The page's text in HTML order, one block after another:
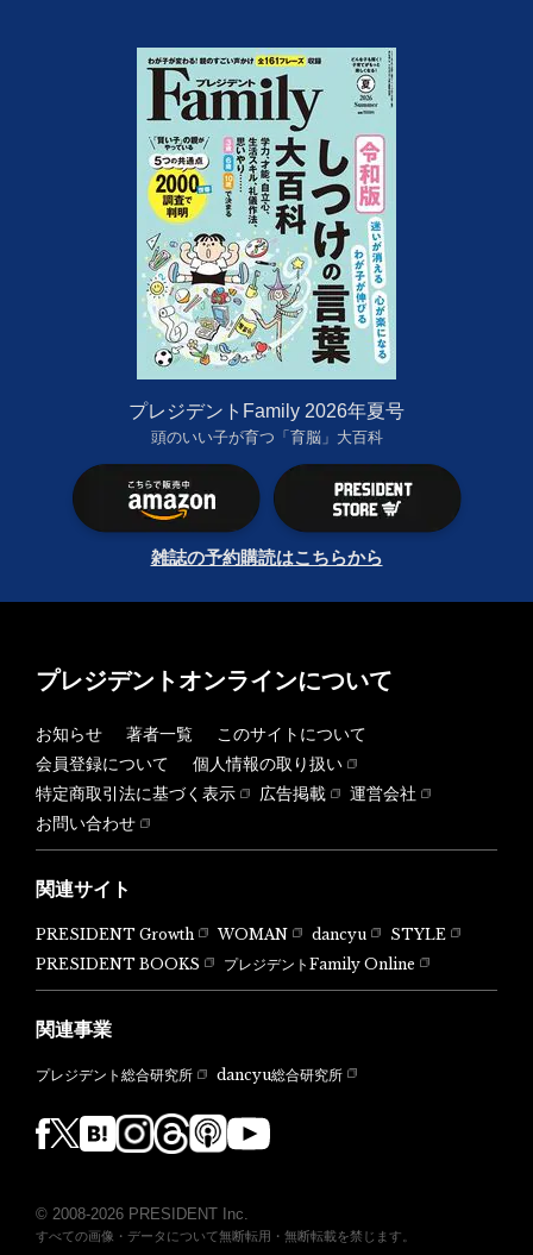
プレジデントFamily 2026年夏号
頭のいい子が育つ「育脳」大百科
雑誌の予約購読はこちらから
プレジデントオンラインについて
お知らせ 著者一覧
このサイトについて
会員登録について
個人情報の取り扱い
特定商取引法に基づく表示
広告掲載
運営会社
お問い合わせ
関連サイト
PRESIDENT Growth WOMAN dancyu
STYLE
PRESIDENT BOOKS
プレジデントFamily Online
関連事業
プレジデント総合研究所 dancyu総合研究所
© 2008-2026 PRESIDENT Inc.
すべての画像・データについて無断転用・無断転載を禁じます。